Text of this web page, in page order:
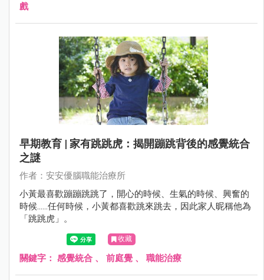
戲
早期教育 | 家有跳跳虎：揭開蹦跳背後的感覺統合
之謎
作者：安安優腦職能治療所
小黃最喜歡蹦蹦跳跳了，開心的時候、生氣的時候、興奮的
時候……任何時候，小黃都喜歡跳來跳去，因此家人昵稱他為
「跳跳虎」。
收藏
關鍵字： 感覺統合 、 前庭覺 、 職能治療